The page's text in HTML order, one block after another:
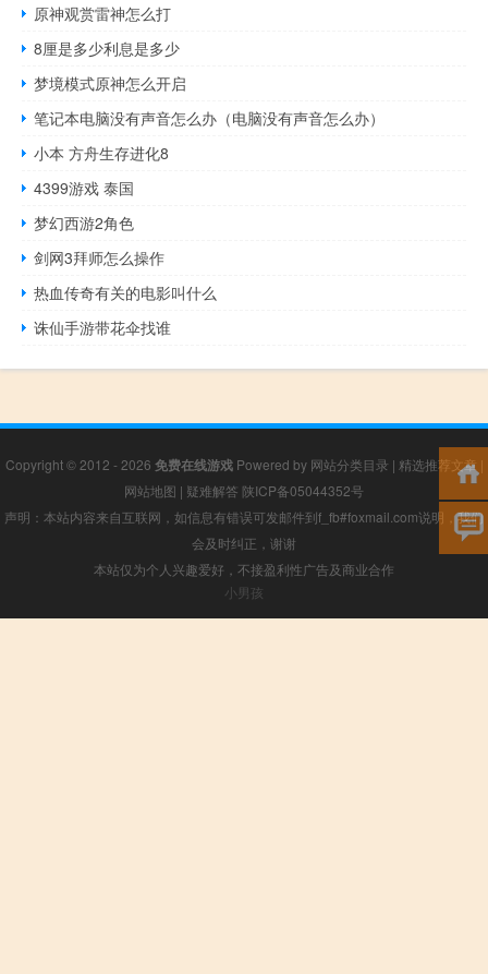
原神观赏雷神怎么打
8厘是多少利息是多少
梦境模式原神怎么开启
笔记本电脑没有声音怎么办（电脑没有声音怎么办）
小本 方舟生存进化8
4399游戏 泰国
梦幻西游2角色
剑网3拜师怎么操作
热血传奇有关的电影叫什么
诛仙手游带花伞找谁
Copyright © 2012 - 2026 免费在线游戏Powered by 网站分类目录 | 精选推荐文章 |
网站地图 | 疑难解答 陕ICP备05044352号
声明：本站内容来自互联网，如信息有错误可发邮件到f_fb#foxmail.com说明，我们
会及时纠正，谢谢
本站仅为个人兴趣爱好，不接盈利性广告及商业合作
小男孩